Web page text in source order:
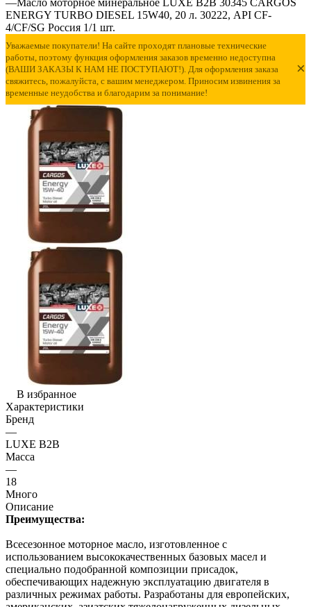
ENERGY TURBO DIESEL 15W40, 20 л. 30222, API CF-
4/CF/SG Россия 1/1 шт.
Уважаемые покупатели! На сайте проходят плановые технические
работы, поэтому функция оформления заказов временно недоступна
(ВАШИ ЗАКАЗЫ К НАМ НЕ ПОСТУПАЮТ!). Для оформления заказа
свяжитесь, пожалуйста, с вашим менеджером. Приносим извинения за
временные неудобства и благодарим за понимание!
×
В избранное
Характеристики
Бренд
—
LUXE B2B
Масса
—
18
Много
Описание
Преимущества:
Всесезонное моторное масло, изготовленное с
использованием высококачественных базовых масел и
специально подобранной композиции присадок,
обеспечивающих надежную эксплуатацию двигателя в
различных режимах работы. Разработаны для европейских,